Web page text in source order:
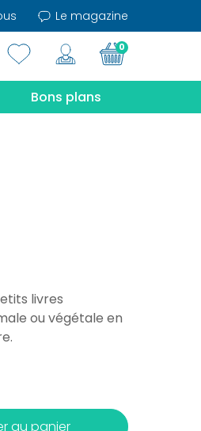
Le magazine
0
Bons plans
livres
ou végétale en
au panier